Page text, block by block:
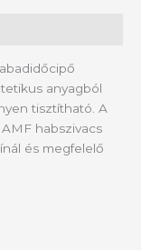
anyagból
tisztítható. A
habszivacs
és megfelelő